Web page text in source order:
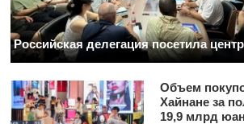
Российская делегация посетила
Объем
Хайнане за
19,9 млрд